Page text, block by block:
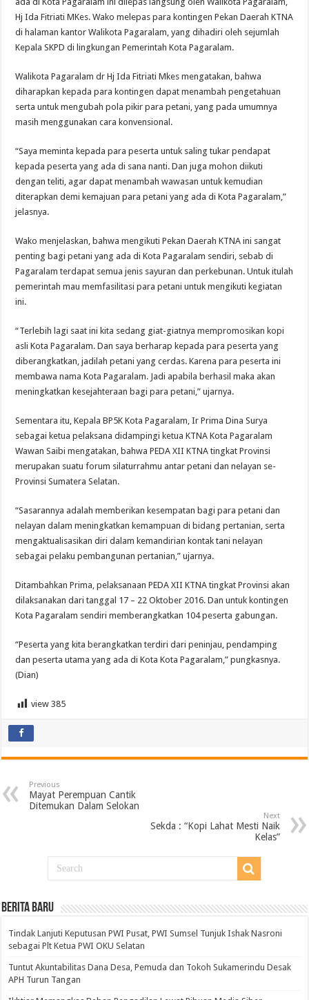
Hj Ida Fitriati MKes. Wako melepas para kontingen Pekan Daerah KTNA
di halaman kantor Walikota Pagaralam, yang dihadiri oleh sejumlah
Kepala SKPD di lingkungan Pemerintah Kota Pagaralam.
Walikota Pagaralam dr Hj Ida Fitriati Mkes mengatakan, bahwa
diharapkan kepada para kontingen dapat menambah pengetahuan
serta untuk mengubah pola pikir para petani, yang pada umumnya
masih menggunakan cara konvensional.
“Saya meminta kepada para peserta untuk saling tukar pendapat
kepada peserta yang ada di sana nanti. Dan juga mohon diikuti
dengan teliti, agar dapat menambah wawasan untuk kemudian
diterapkan demi kemajuan para petani yang ada di Kota Pagaralam,”
jelasnya.
Wako menjelaskan, bahwa mengikuti Pekan Daerah KTNA ini sangat
penting bagi petani yang ada di Kota Pagaralam sendiri, sebab di
Pagaralam terdapat semua jenis sayuran dan perkebunan. Untuk itulah
pemerintah mau memfasilitasi para petani untuk mengikuti kegiatan
ini.
“Terlebih lagi saat ini kita sedang giat-giatnya mempromosikan kopi
asli Kota Pagaralam. Dan saya berharap kepada para peserta yang
diberangkatkan, jadilah petani yang cerdas. Karena para peserta ini
membawa nama Kota Pagaralam. Jadi apabila berhasil maka akan
meningkatkan kesejahteraan bagi para petani,” ujarnya.
Sementara itu, Kepala BP5K Kota Pagaralam, Ir Prima Dina Surya
sebagai ketua pelaksana didampingi ketua KTNA Kota Pagaralam
Wawan Saibi mengatakan, bahwa PEDA XII KTNA tingkat Provinsi
merupakan suatu forum silaturrahmu antar petani dan nelayan se-
Provinsi Sumatera Selatan.
“Sasarannya adalah memberikan kesempatan bagi para petani dan
nelayan dalam meningkatkan kemampuan di bidang pertanian, serta
mengaktualisasikan diri dalam kemandirian kontak tani nelayan
sebagai pelaku pembangunan pertanian,” ujarnya.
Ditambahkan Prima, pelaksanaan PEDA XII KTNA tingkat Provinsi akan
dilaksanakan dari tanggal 17 – 22 Oktober 2016. Dan untuk kontingen
Kota Pagaralam sendiri memberangkatkan 104 peserta gabungan.
“Peserta yang kita berangkatkan terdiri dari peninjau, pendamping
dan peserta utama yang ada di Kota Kota Pagaralam,” pungkasnya.
(Dian)
view 385
Previous
Mayat Perempuan Cantik
Ditemukan Dalam Selokan
Next
Sekda : “Kopi Lahat Mesti Naik
Kelas”
BERITA BARU
Tindak Lanjuti Keputusan PWI Pusat, PWI Sumsel Tunjuk Ishak Nasroni
sebagai Plt Ketua PWI OKU Selatan
Tuntut Akuntabilitas Dana Desa, Pemuda dan Tokoh Sukamerindu Desak
APH Turun Tangan